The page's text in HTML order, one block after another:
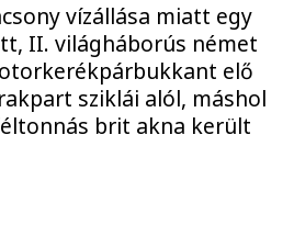
vízállása miatt egy
II. világháborús német
elő
sziklái alól, máshol
brit akna került